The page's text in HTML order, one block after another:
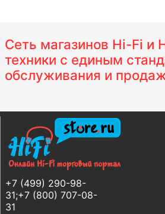
Сеть магазинов Hi-Fi и
техники с единым
обслуживания и
+7 (499) 290-98-
31;+7 (800) 707-08-
31